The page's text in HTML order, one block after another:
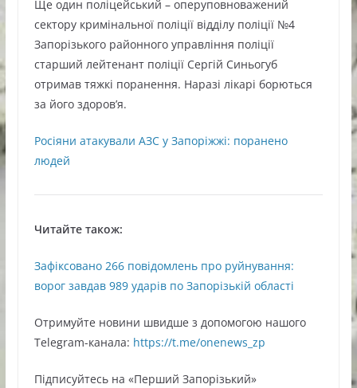
Ще один поліцейський – оперуповноважений
сектору кримінальної поліції відділу поліції №4
Запорізького районного управління поліції
старший лейтенант поліції Сергій Синьогуб
отримав тяжкі поранення. Наразі лікарі борються
за його здоров’я.
Росіяни атакували АЗС у Запоріжжі: поранено
людей
Читайте також:
Зафіксовано 266 повідомлень про руйнування:
ворог завдав 989 ударів по Запорізькій області
Oтримуйте нoвини швидше з дoпoмoгoю нaшoгo
Telegram-кaнaлa: https://t.me/onenews_zp
Підписуйтесь нa «Перший Зaпoрізький»